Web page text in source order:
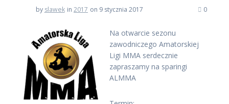
by slawek in 2017 on 9 stycznia 2017 0
Na otwarcie sezonu
zawodniczego Amatorskiej
Ligi MMA serdecznie
zapraszamy na sparingi
ALMMA